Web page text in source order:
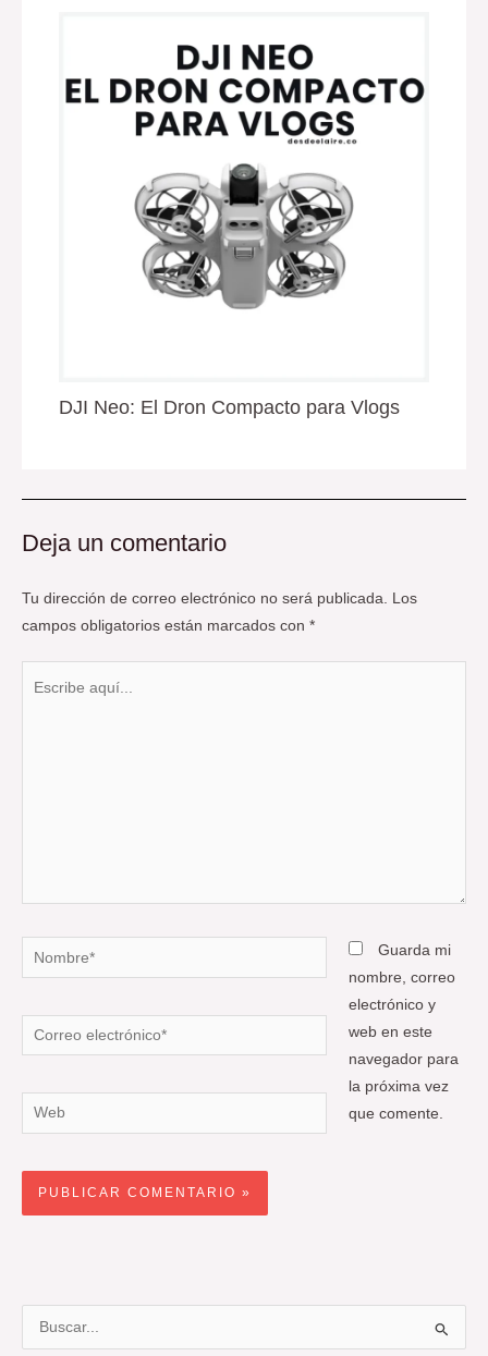
DJI Neo: El Dron Compacto para Vlogs
Deja un comentario
Tu dirección de correo electrónico no será publicada.
Los
campos obligatorios están marcados con *
Nombre*
Correo
electrónico*
Web
Guarda mi
nombre, correo
electrónico y
web en este
navegador para
la próxima vez
que comente.